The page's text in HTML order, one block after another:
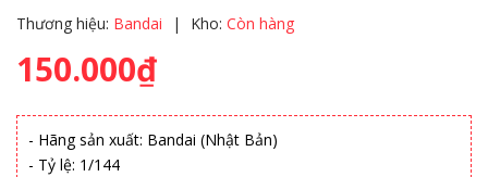
Thương hiệu: Bandai | Kho: Còn hàng
150.000₫
- Hãng sản xuất: Bandai (Nhật Bản)
- Tỷ lệ: 1/144